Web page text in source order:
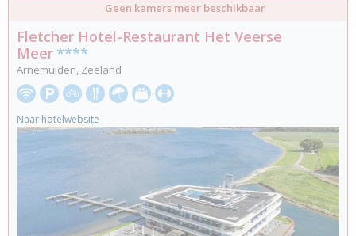
Geen kamers meer beschikbaar
Fletcher Hotel-Restaurant Het Veerse
Meer ****
Arnemuiden, Zeeland
Naar hotelwebsite